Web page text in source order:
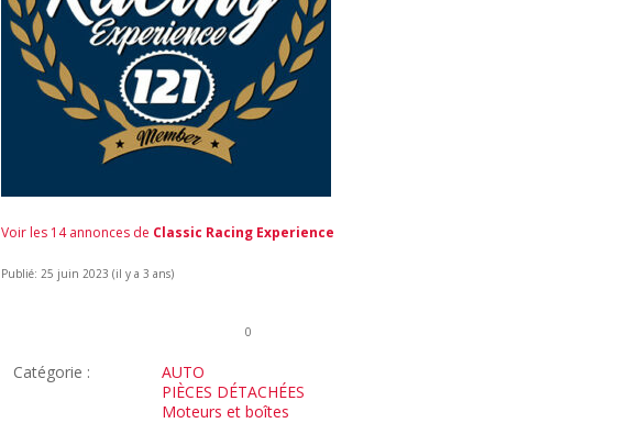
Voir les 14 annonces de Classic Racing Experience
Publié: 25 juin 2023 (il y a 3 ans)
0
Catégorie :
AUTO
PIÈCES DÉTACHÉES
Moteurs et boîtes